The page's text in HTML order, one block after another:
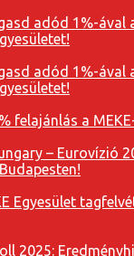
adód 1%-ával
adód 1%-ával
felajánlás a
– Eurovízió
Egyesület
2025: